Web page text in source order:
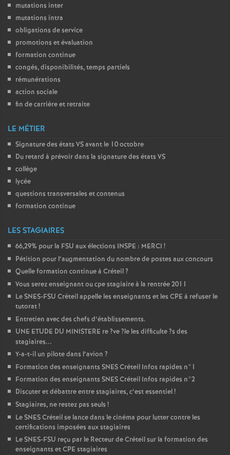
mutations inter
mutations intra
obligations de service
promotions et évaluation
formation continue
congés, disponibilités, temps partiels
rémunérations
action sociale
fin de carrière et retraite
LE MÉTIER
Signature des états VSavant le 10 octobre
Du retard à prévoir dans la signature des états VS
collège
lycée
questions transversales et contenus
formation continue
LES STAGIAIRES
66,29% pour la FSU aux élections INSPE : MERCI !
Pétition pour l’augmentation du nombre de postes aux concours
Quelle formation continue à Créteil?
Vous serez enseignant ou cpe stagiaire à la rentrée 2011
LeSNES-FSU Créteil appelle les enseignants et les CPE à refuser le
tutorat!
Entretien avec des chefs d’établissements.
UNE ETUDE DU MINISTERE re?ve?le les difficulte?s des
stagiaires...
Y-a-t-il un pilote dans l’avion ?
Formation des enseignants SNESCréteil Infos rapides n°1
Formation des enseignants SNESCréteil Infos rapides n°2
Discuter et débattre entre stagiaires, c’est essentiel!
Stagiaires, ne restez pas seuls !
LeSNESCréteil se lance dans le cinéma pour lutter contre les
certifications imposées aux stagiaires
LeSNES-FSU reçu par le Recteur de Créteil sur la formation des
enseignants etCPE stagiaires